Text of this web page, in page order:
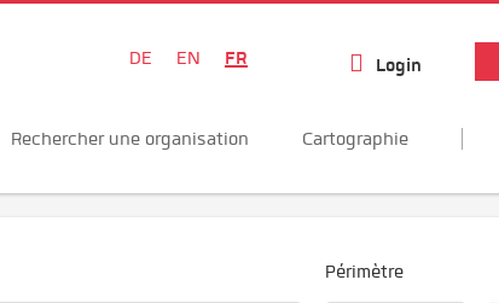
DE EN FR Login
Rechercher une organisation Cartographie
Périmètre